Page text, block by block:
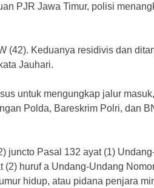
PJR Jawa Timur, polisi
(42). Keduanya residivis dan
Jauhari.
untuk mengungkap jalur
Polda, Bareskrim Polri, dan
juncto Pasal 132 ayat (1)
huruf a Undang-Undang
hidup, atau pidana penjara